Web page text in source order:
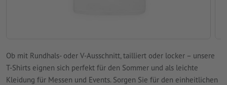
Ob mit Rundhals- oder V-Ausschnitt, tailliert oder locker – unsere
T-Shirts eignen sich perfekt für den Sommer und als leichte
Kleidung für Messen und Events. Sorgen Sie für den einheitlichen